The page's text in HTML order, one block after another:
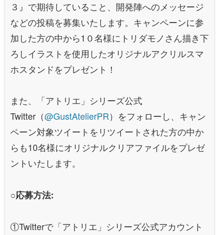
３』で期待していること、開発陣へのメッセージ
などの投稿を募集いたします。キャンペーンに参
加した方の中から1０名様にトリダモノさん描き下
ろしイラストを使用したオリジナルアクリルスマ
ホスタンドをプレゼント！
また、「アトリエ」シリーズ公式
Twitter（@GustAtelierPR）をフォローし、キャン
ペーン対象ツイートをリツイートされた方の中か
らも10名様にオリジナルクリアファイルをプレゼ
ントいたします。
○応募方法:
①Twitterで「アトリエ」シリーズ公式アカウント